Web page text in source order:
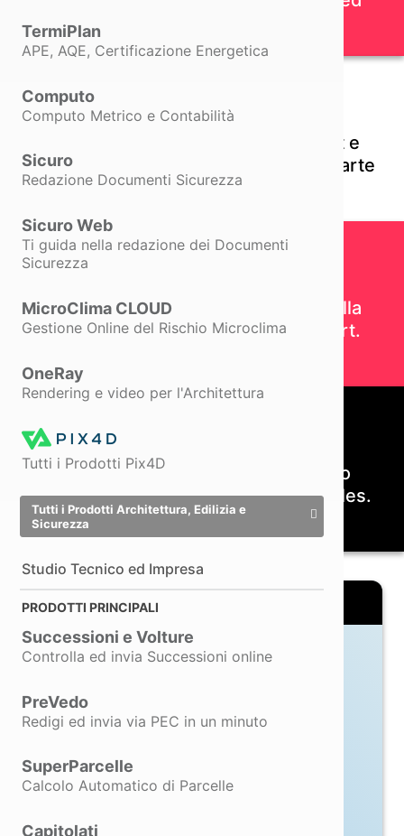
TermiPlan
APE, AQE, Certificazione Energetica
Computo
Computo Metrico e Contabilità
Sicuro
Redazione Documenti Sicurezza
Sicuro Web
Ti guida nella redazione dei Documenti
Sicurezza
MicroClima CLOUD
Gestione Online del Rischio Microclima
OneRay
Rendering e video per l'Architettura
Tutti i Prodotti Pix4D
Tutti i Prodotti Architettura, Edilizia e
Sicurezza
Studio Tecnico ed Impresa
PRODOTTI PRINCIPALI
Successioni e Volture
Controlla ed invia Successioni online
PreVedo
Redigi ed invia via PEC in un minuto
SuperParcelle
Calcolo Automatico di Parcelle
Capitolati
Diventa EGE.
Esperto in Gestione dell'Energia.
B-CAD 2026 · ROMA
Analist Group
Ci sei anche tu?
RICHIEDI IL BIGLIETTO OMAGGIO →
Modellazione BIM.
Finalmente semplice.
SCOPRI ANALIST + PROBIM
VideoInsight® ha scelto Matterport e
Analist Group per rendere ETERNA l’arte
contemporanea.Scopri di più
Il Colosso Italiano nella Vivibilità della
Casa innova l’Edilizia con Matterport.
Archivia Solution ha ampliato il suo
business con Matterport e Mattersales.
Scopri di più